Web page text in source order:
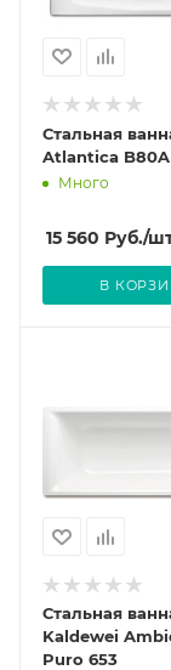
Стальная
Atlantica B80A
Много
15 560 Руб./
В
Стальная
Kaldewei
Puro 653